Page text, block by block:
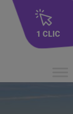
1 CLIC